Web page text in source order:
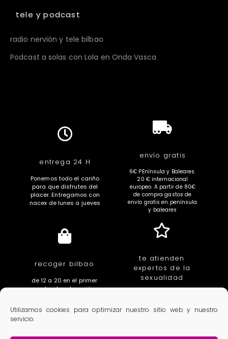
Utilizamos cookies para optimizar nuestro sitio web y nuestro
servicio.
tele y podcast
radio nervión y tele bilbao
Podcast a solas con Lola en Onda Vasca
entrega 24 H
Ponemos todo el cariño
para que disfrutes del
placer. Entregamos con
nacex de lunes a jueves
envío gratis
6€ PEnínsula y Baleares.
20 € internacional
europeo. A partir de 80€
de compra gastos de
envío gratis en península
y baleares
recoger bilbao
de 12 a 20 en el primer
centro de educación
te atienden
expertos de la
sexualidad
ginecologas, urologos